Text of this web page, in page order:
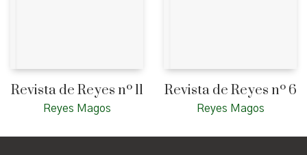
Revista de Reyes nº 11
Reyes Magos
Revista de Reyes nº 6
Reyes Magos